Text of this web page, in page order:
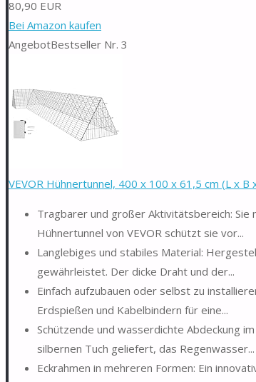
80,90 EUR
Bei Amazon kaufen
AngebotBestseller Nr. 3
VEVOR Hühnertunnel, 400 x 100 x 61,5 cm (L x B
Tragbarer und großer Aktivitätsbereich: Sie
Hühnertunnel von VEVOR schützt sie vor...
Langlebiges und stabiles Material:
gewährleistet. Der dicke Draht und der...
Einfach aufzubauen oder selbst zu
Erdspießen und Kabelbindern für eine...
Schützende und wasserdichte Abdeckung
silbernen Tuch geliefert, das Regenwasser...
Eckrahmen in mehreren Formen: Ein